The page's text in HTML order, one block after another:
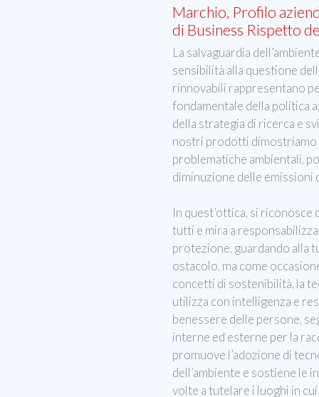
Marchio, Profilo
di Business Rispetto
La salvaguardia
sensibilità alla questione
rinnovabili rappresentano
fondamentale della politica
della strategia di ricerca e
nostri prodotti
problematiche ambientali,
diminuzione delle emissioni
In quest’ottica, si riconosce
tutti e mira a
protezione, guardando alla
ostacolo, ma come
concetti di sostenibilità, la
utilizza con intelligenza e
benessere delle persone,
interne ed esterne per la
promuove l’adozione di
dell’ambiente e sostiene le
volte a tutelare i luoghi in